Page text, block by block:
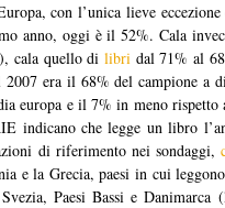
con l’unica lieve
anno, oggi è il 52%. Cala
cala quello di libri dal 71% al
era il 68% del campione a
europa e il 7% in meno rispetto
indicano che legge un libro
di riferimento nei sondaggi,
e la Grecia, paesi in cui
Paesi Bassi e Danimarca